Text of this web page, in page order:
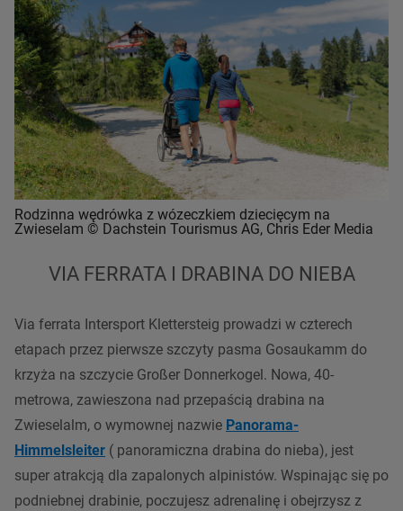
Rodzinna wędrówka z wózeczkiem dziecięcym na
Zwieselam © Dachstein Tourismus AG, Chris Eder Media
VIA FERRATA I DRABINA DO NIEBA
Via ferrata Intersport Klettersteig prowadzi w czterech
etapach przez pierwsze szczyty pasma Gosaukamm do
krzyża na szczycie Großer Donnerkogel. Nowa, 40-
metrowa, zawieszona nad przepaścią drabina na
Zwieselalm, o wymownej nazwie Panorama-
Himmelsleiter ( panoramiczna drabina do nieba), jest
super atrakcją dla zapalonych alpinistów. Wspinając się po
podniebnej drabinie, poczujesz adrenalinę i obejrzysz z